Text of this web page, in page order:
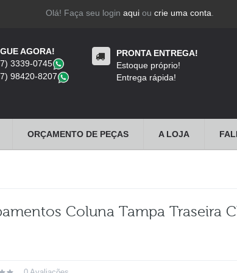
Olá! Faça seu login aquiou crie uma conta
AGORA!
3339-0745
98420-8207
PRONTA ENTREGA!
Estoque próprio!
Entrega rápida!
ORÇAMENTO DE PEÇAS A LOJA
Coluna Tampa Traseira